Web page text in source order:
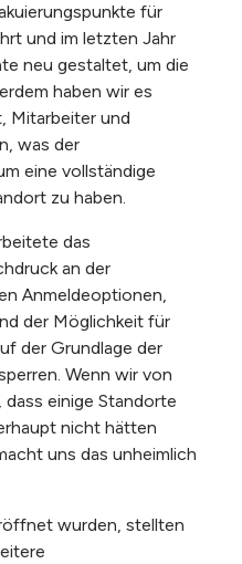
für
und im letzten Jahr
neu gestaltet, um die
haben wir es
Mitarbeiter und
was der
eine vollständige
zu haben.
das
an der
Anmeldeoptionen,
der Möglichkeit für
der Grundlage der
Wenn wir von
einige Standorte
nicht hätten
uns das unheimlich
wurden, stellten